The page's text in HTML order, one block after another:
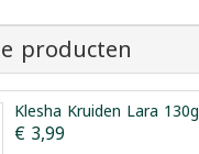
producten
Klesha Kruiden Lara 130g
€ 3,99